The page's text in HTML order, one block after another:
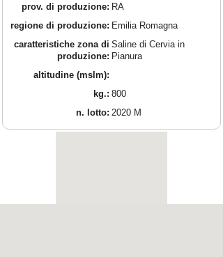
prov. di produzione: RA
regione di produzione: Emilia Romagna
caratteristiche zona di
produzione:
Saline di Cervia in
Pianura
altitudine (mslm):
kg.: 800
n. lotto: 2020 M